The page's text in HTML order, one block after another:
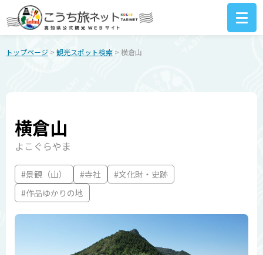
トップページ > 観光スポット検索 > 横倉山
横倉山
よこぐらやま
#景観（山） #寺社
#文化財・史跡
#作品ゆかりの地